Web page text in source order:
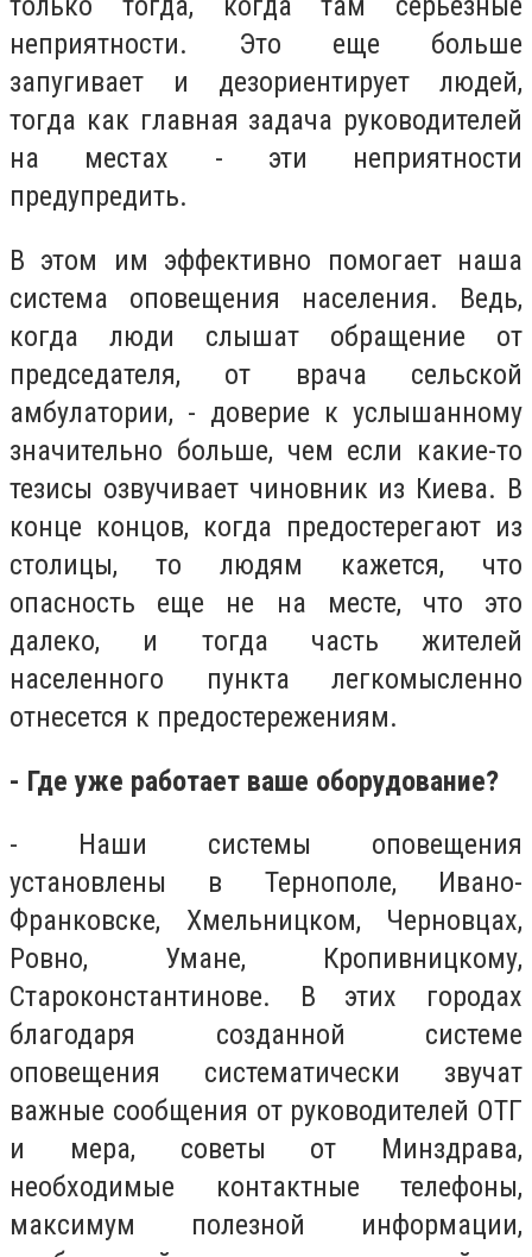
неприятности. Это еще больше
запугивает и дезориентирует людей,
тогда как главная задача руководителей
на местах - эти неприятности
предупредить.
В этом им эффективно помогает наша
система оповещения населения. Ведь,
когда люди слышат обращение от
председателя, от врача сельской
амбулатории, - доверие к услышанному
значительно больше, чем если какие-то
тезисы озвучивает чиновник из Киева. В
конце концов, когда предостерегают из
столицы, то людям кажется, что
опасность еще не на месте, что это
далеко, и тогда часть жителей
населенного пункта легкомысленно
отнесется к предостережениям.
- Где уже работает ваше оборудование?
- Наши системы оповещения
установлены в Тернополе, Ивано-
Франковске, Хмельницком, Черновцах,
Ровно, Умане, Кропивницкому,
Староконстантинове. В этих городах
благодаря созданной системе
оповещения систематически звучат
важные сообщения от руководителей ОТГ
и мера, советы от Минздрава,
необходимые контактные телефоны,
максимум полезной информации,